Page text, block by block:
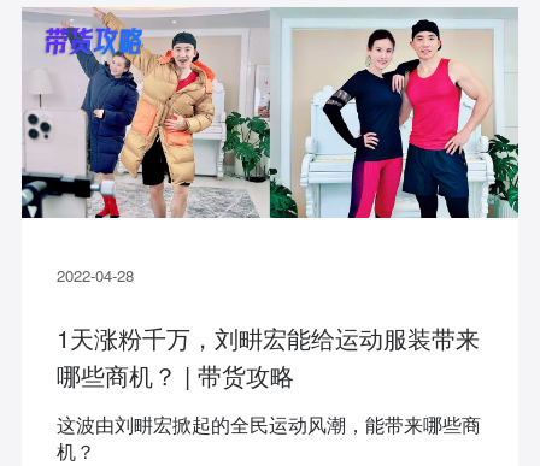
2022-04-28
1天涨粉千万，刘畊宏能给运动服装带来
哪些商机？ | 带货攻略
这波由刘畊宏掀起的全民运动风潮，能带来哪些商
机？